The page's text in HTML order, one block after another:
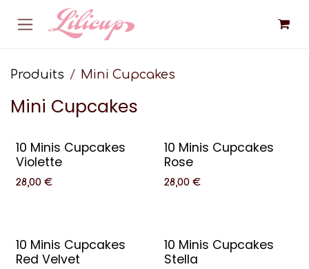
Se rendre au contenu
Produits Mini Cupcakes
Mini Cupcakes
10 Minis Cupcakes
Violette
28,00 €
10 Minis Cupcakes
Rose
28,00€
10 Minis Cupcakes
Red Velvet
10 Minis Cupcakes
Stella